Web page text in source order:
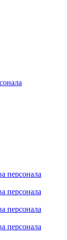
персонала
персонала
персонала
персонала